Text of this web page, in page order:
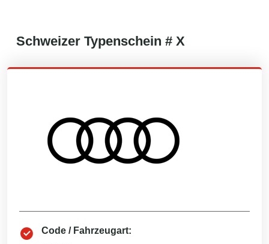
Schweizer Typenschein # X
Code / Fahrzeugart: